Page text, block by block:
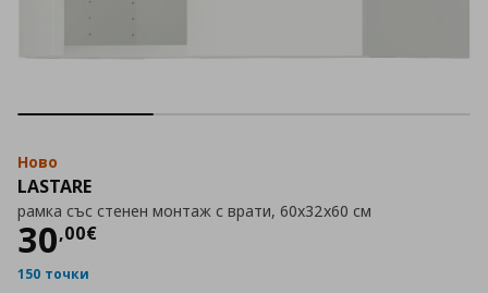
Ново
LASTARE
рамка със стенен монтаж с врати, 60x32x60 см
30,00€
Цена
150 точки